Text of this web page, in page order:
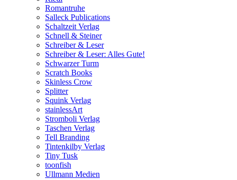
Romantruhe
Salleck Publications
Schaltzeit Verlag
Schnell & Steiner
Schreiber & Leser
Schreiber & Leser: Alles Gute!
Schwarzer Turm
Scratch Books
Skinless Crow
Splitter
Squink Verlag
stainlessArt
Stromboli Verlag
Taschen Verlag
Tell Branding
Tintenkilby Verlag
Tiny Tusk
toonfish
Ullmann Medien